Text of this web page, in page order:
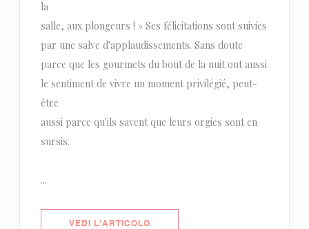
la
salle, aux plongeurs ! » Ses félicitations sont suivies
par une salve d'applaudissements. Sans doute
parce que les gourmets du bout de la nuit ont aussi
le sentiment de vivre un moment privilégié, peut-
être
aussi parce qu'ils savent que leurs orgies sont en
sursis.
...
VEDI L'ARTICOLO((APRE UNA NUOVA FINESTRA))